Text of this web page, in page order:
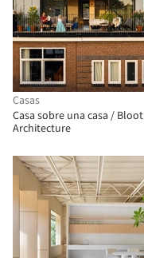
Casas
Casa sobre una casa / Bloot
Architecture